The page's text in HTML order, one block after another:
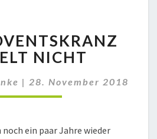
ADVENTSKRANZ
NADELT
NICHT
NICHT
| 28. November 2018
ein paar Jahre wieder